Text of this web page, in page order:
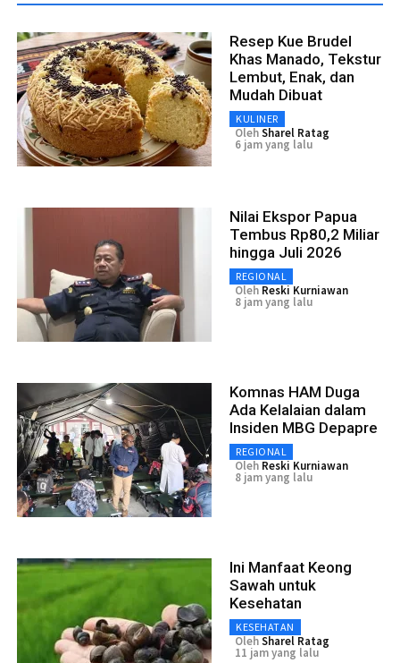
Resep Kue Brudel
Khas Manado, Tekstur
Lembut, Enak, dan
Mudah Dibuat
KULINER
OlehSharel Ratag
6 jam yang lalu
Nilai Ekspor Papua
Tembus Rp80,2 Miliar
hingga Juli 2026
REGIONAL
Oleh Reski Kurniawan
8 jam yang lalu
Komnas HAM Duga
Ada Kelalaian dalam
Insiden MBG Depapre
REGIONAL
Oleh Reski Kurniawan
8 jam yang lalu
Ini Manfaat Keong
Sawah untuk
Kesehatan
KESEHATAN
OlehSharel Ratag
11 jam yang lalu